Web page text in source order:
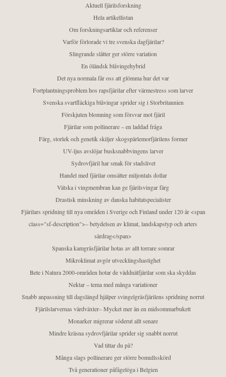
Aktuell fjärilsforskning
Hela artikellistan
Om forskningsartiklar och referenser
Varför förlorade vi tre svenska dagfjärilar?
Slingrande slåtter ger större variation
En öländsk blåvingehybrid
Det nya normala får oss att glömma hur det var
Fortplantningsproblem hos rapsfjärilar efter värmestress som larver
Svenska svartfläckiga blåvingar sprider sig i Storbritannien
Förskjuten blomning som försvar mot fjäril
Fjärilar som pollinerare – en laddad fråga
Färg, storlek och genetik skiljer skogspärlemorfjärilens former
UV-ljus avslöjar busksnabbvingens larver
Sydrovfjäril har smak för stadslivet
Handel med fjärilar omsätter miljontals dollar
Vätska i vingmembran kan ge fjärilsvingar färg
Drastisk minskning av danska habitatspecialister
Fjärilars spridning till nya områden i Sverige och Finland under 120 år <span
class="sf-description">– betydelsen av klimat, landskapstyp och arters
särdrag</span>
Spanska kamgräsfjärilar hotas av allt torrare somrar
Mikroklimat avgör utvecklingshastighet
Bete i Natura 2000-områden hotar de väddnätfjärilar som ska skyddas
Nektar – tema med många variationer
Snabb anpassning till dagslängd hjälper svingelgräsfjärilens spridning norrut
Fjärilslarvernas värdväxter– Mycket mer än en midsommarbukett
Monarker migrerar söderut allt senare
Mindre kräsna sydrovfjärilar sprider sig snabbt norrut
Vad tittar du på?
Många slags pollinerare ger större bomullsskörd
Två generationer påfågelöga i Belgien